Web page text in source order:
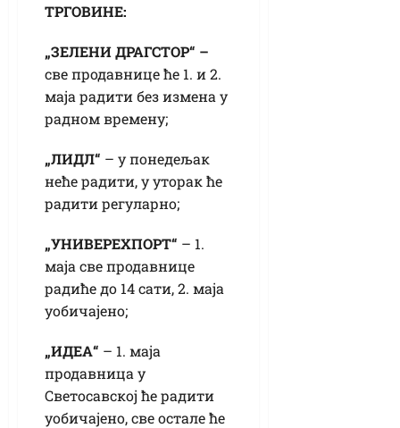
ТРГОВИНЕ:
„ЗЕЛЕНИ ДРАГСТОР“ –
све продавнице ће 1. и 2.
маја радити без измена у
радном времену;
„ЛИДЛ“ – у понедељак
неће радити, у уторак ће
радити регуларно;
„УНИВЕРЕXПОРТ“ – 1.
маја све продавнице
радиће до 14 сати, 2. маја
уобичајено;
„ИДЕА“ – 1. маја
продавница у
Светосавској ће радити
уобичајено, све остале ће